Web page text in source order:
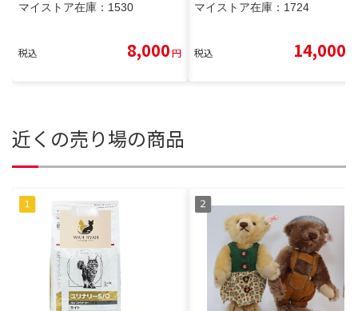
マイストア在庫： 1530
税込 8,000円
マイストア在庫： 1724
税込 14,000
近くの売り場の商品